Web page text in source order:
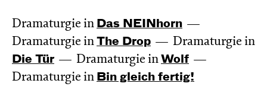
Dramaturgie in Das NEIN­horn
Dramaturgie in The Drop Dramaturgie in
Die Tür Dramaturgie in Wolf
Dramaturgie in Bin gleich fertig!